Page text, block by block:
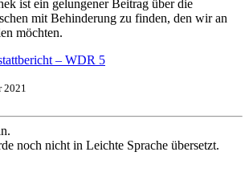
ist ein gelungener Beitrag über die
mit Behinderung zu finden, den wir an
möchten.
– WDR 5
2021
noch nicht in Leichte Sprache übersetzt.